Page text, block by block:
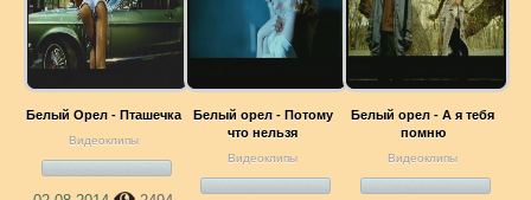
Белый Орел - Пташечка
Видеоклипы
Белый орел - Потому
что нельзя
Видеоклипы
Белый орел - А я тебя
помню
Видеоклипы